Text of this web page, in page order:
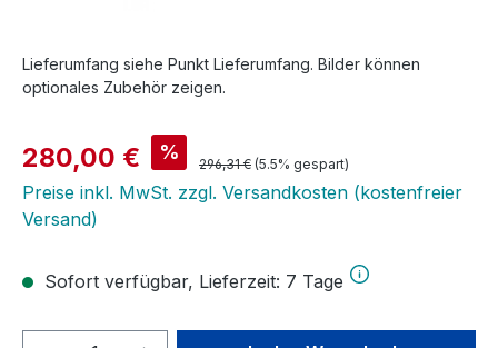
Lieferumfang siehe Punkt Lieferumfang. Bilder können
optionales Zubehör zeigen.
Verkaufspreis:
280,00 € % Regulärer Preis:
296,31 € (5.5% gespart)
Preise inkl. MwSt. zzgl. Versandkosten (kostenfreier
Versand)
Sofort verfügbar, Lieferzeit: 7 Tage